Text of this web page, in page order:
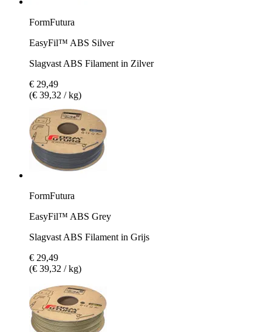
FormFutura
EasyFil™ ABS Silver
Slagvast ABS Filament in Zilver
€ 29,49
(€ 39,32 / kg)
FormFutura
EasyFil™ ABS Grey
Slagvast ABS Filament in Grijs
€ 29,49
(€ 39,32 / kg)